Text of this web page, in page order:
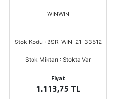
WINWIN
Stok Kodu : BSR-WIN-21-33512
Stok Miktarı : Stokta Var
Fiyat
1.113,75 TL